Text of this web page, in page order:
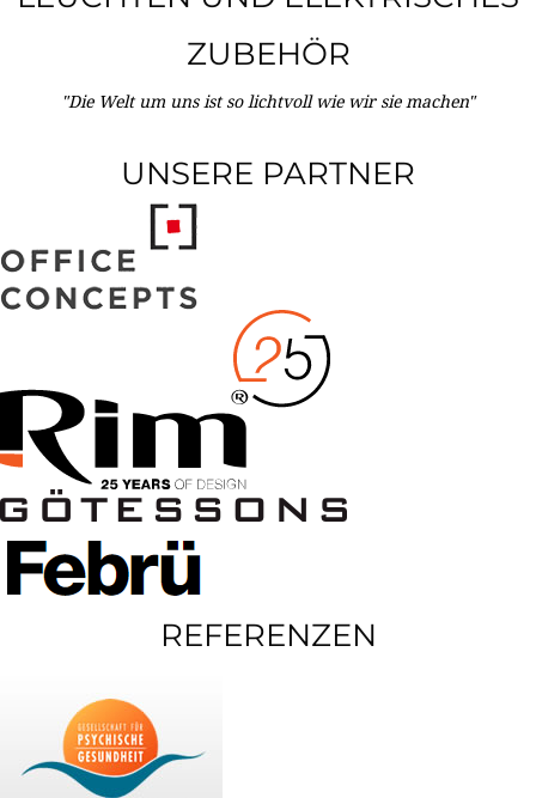
ZUBEHÖR
"Die Welt um uns ist so lichtvoll wie wir sie machen"
UNSERE PARTNER
REFERENZEN